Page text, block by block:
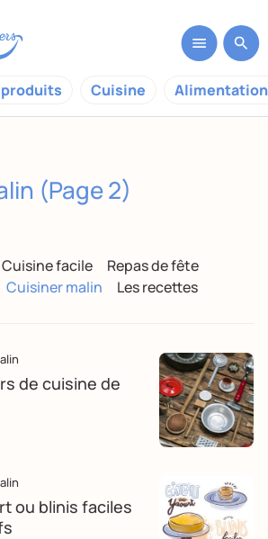
produits Cuisine
(Page 2)
Cuisine facile
Repas de fête
Cuisiner malin Les recettes
de cuisine de
ou blinis faciles